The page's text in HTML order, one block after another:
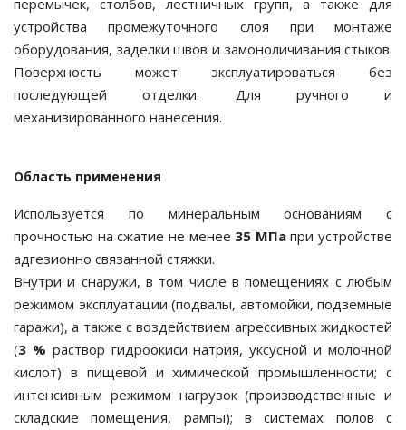
перемычек, столбов, лестничных групп, а также для
устройства промежуточного слоя при монтаже
оборудования, заделки швов и замоноличивания стыков.
Поверхность может эксплуатироваться без
последующей отделки. Для ручного и
механизированного нанесения.
Область применения
Используется по минеральным основаниям с
прочностью на сжатие не менее 35 МПапри устройстве
адгезионно связанной стяжки.
Внутри и снаружи, в том числе в помещениях с любым
режимом эксплуатации (подвалы, автомойки, подземные
гаражи), а также с воздействием агрессивных жидкостей
(3 % раствор гидроокиси натрия, уксусной и молочной
кислот) в пищевой и химической промышленности; с
интенсивным режимом нагрузок (производственные и
складские помещения, рампы); в системах полов с